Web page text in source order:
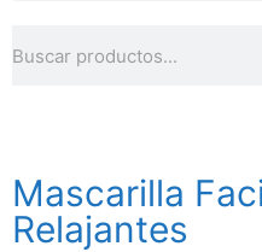
Mascarilla
Relajantes